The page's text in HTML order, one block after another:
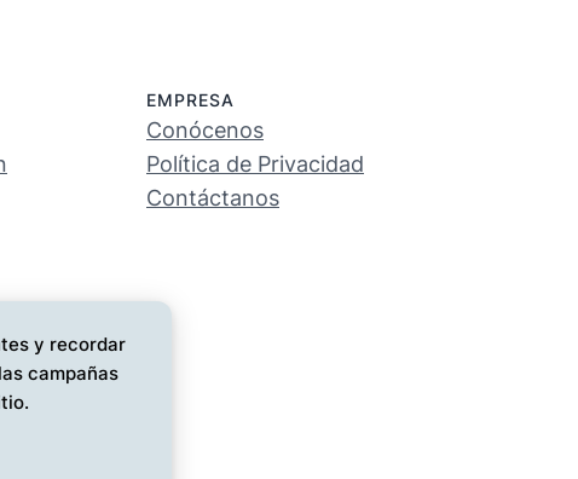
EMPRESA
Conócenos
Política de Privacidad
Contáctanos
y recordar
campañas